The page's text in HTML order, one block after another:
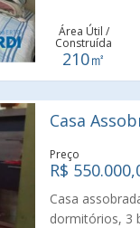
Área Útil /
Construída
210㎡
Casa
Preço
R$
Casa
dormitórios, 3